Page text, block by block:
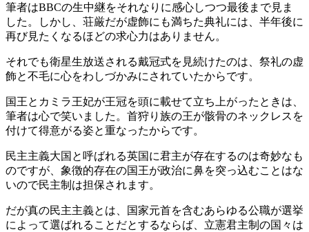
筆者はBBCの生中継をそれなりに感心しつつ最後まで見ま
した。しかし、荘厳だが虚飾にも満ちた典礼には、半年後に
再び見たくなるほどの求心力はありません。
それでも衛星生放送される戴冠式を見続けたのは、祭礼の虚
飾と不毛に心をわしづかみにされていたからです。
国王とカミラ王妃が王冠を頭に載せて立ち上がったときは、
筆者は心で笑いました。首狩り族の王が骸骨のネックレスを
付けて得意がる姿と重なったからです。
民主主義大国と呼ばれる英国に君主が存在するのは奇妙なも
のですが、象徴的存在の国王が政治に鼻を突っ込むことはな
いので民主制は担保されます。
だが真の民主主義とは、国家元首を含むあらゆる公職が選挙
によって選ばれることだとするならば、立憲君主制の国々は